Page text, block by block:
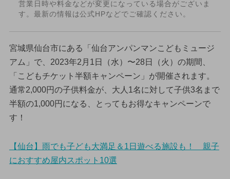
営業日時や料金などが変更になっている場合がございま
す。最新の情報は公式HPなどでご確認ください。
宮城県仙台市にある「仙台アンパンマンこどもミュージ
アム」で、2023年2月1日（水）〜28日（火）の期間、
「こどもチケット半額キャンペーン」が開催されます。
通常2,000円の子供料金が、大人1名に対して子供3名まで
半額の1,000円になる、とってもお得なキャンペーンで
す！
【仙台】雨でも子ども大満足＆1日遊べる施設も！ 親子
におすすめ屋内スポット10選